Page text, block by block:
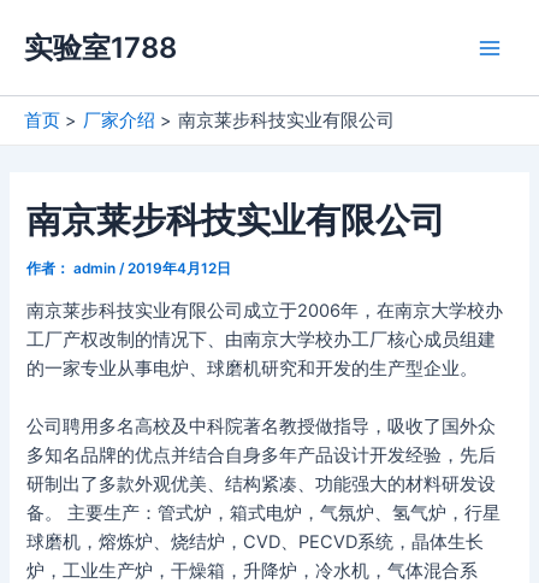
容
实验室1788
首页 厂家介绍 南京莱步科技实业有限公司
南京莱步科技实业有限公司
作者： admin /2019年4月12日
南京莱步科技实业有限公司成立于2006年，在南京大学校办
工厂产权改制的情况下、由南京大学校办工厂核心成员组建
的一家专业从事电炉、球磨机研究和开发的生产型企业。
公司聘用多名高校及中科院著名教授做指导，吸收了国外众
多知名品牌的优点并结合自身多年产品设计开发经验，先后
研制出了多款外观优美、结构紧凑、功能强大的材料研发设
备。 主要生产：管式炉，箱式电炉，气氛炉、氢气炉，行星
球磨机，熔炼炉、烧结炉，CVD、PECVD系统，晶体生长
炉，工业生产炉，干燥箱，升降炉，冷水机，气体混合系